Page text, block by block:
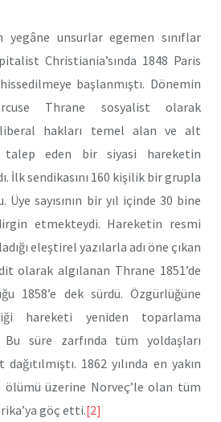
unsurlar egemen sınıflar
Christiania’sında 1848 Paris
başlanmıştı. Dönemin
Thrane sosyalist olarak
liberal hakları temel alan ve alt
eden bir siyasi hareketin
İlk sendikasını 160 kişilik bir grupla
Üye sayısının bir yıl içinde 30 bine
etmekteydi. Hareketin resmi
eleştirel yazılarla adı öne çıkan
olarak algılanan Thrane 1851’de
1858’e dek sürdü. Özgürlüğüne
hareketi yeniden toparlama
Bu süre zarfında tüm yoldaşları
1862 yılında en yakın
ölümü üzerine Norveç’le olan tüm
göç etti.[2]